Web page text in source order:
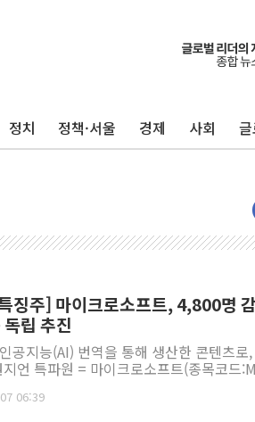
정치 정책·서울 경제 사회
징주] 마이크로소프트, 4,800명
립 추진
공지능(AI) 번역을 통해 생산한 콘텐츠
언 특파원 = 마이크로소프트(종목코드
06:39